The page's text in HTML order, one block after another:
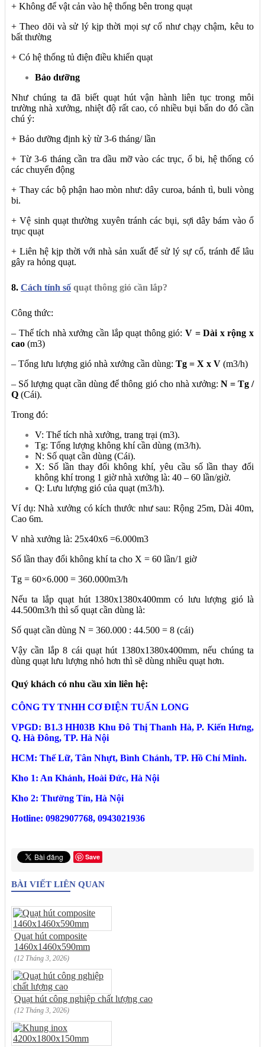
+ Không để vật cản vào hệ thống bên trong quạt
+ Theo dõi và sử lý kịp thời mọi sự cố như chạy chậm, kêu to
bất thường
+ Có hệ thống tủ điện điều khiển quạt
Bảo dưỡng
Như chúng ta đã biết quạt hút vận hành liên tục trong môi
trường nhà xưởng, nhiệt độ rất cao, có nhiều bụi bẩn do đó cần
chú ý:
+ Bảo dưỡng định kỳ từ 3-6 tháng/ lần
+ Từ 3-6 tháng cần tra dầu mỡ vào các trục, ổ bi, hệ thống có
các chuyển động
+ Thay các bộ phận hao mòn như: dây curoa, bánh tì, buli vòng
bi.
+ Vệ sinh quạt thường xuyên tránh các bụi, sợi dây bám vào ổ
trục quạt
+ Liên hệ kịp thời với nhà sản xuất để sử lý sự cố, tránh để lâu
gây ra hỏng quạt.
8. Cách tính số quạt thông gió cần lắp?
Công thức:
– Thể tích nhà xưởng cần lắp quạt thông gió: V = Dài x rộng x
cao (m3)
– Tổng lưu lượng gió nhà xưởng cần dùng: Tg = X x V (m3/h)
– Số lượng quạt cần dùng để thông gió cho nhà xưởng: N = Tg /
Q (Cái).
Trong đó:
V: Thể tích nhà xưởng, trang trại (m3).
Tg: Tổng lượng không khí cần dùng (m3/h).
N: Số quạt cần dùng (Cái).
X: Số lần thay đổi không khí, yêu cầu số lần thay đổi
không khí trong 1 giờ nhà xưởng là: 40 – 60 lần/giờ.
Q: Lưu lượng gió của quạt (m3/h).
Ví dụ: Nhà xưởng có kích thước như sau: Rộng 25m, Dài 40m,
Cao 6m.
V nhà xưởng là: 25x40x6 =6.000m3
Số lần thay đổi không khí ta cho X = 60 lần/1 giờ
Tg = 60×6.000 = 360.000m3/h
Nếu ta lắp quạt hút 1380x1380x400mm có lưu lượng gió là
44.500m3/h thì số quạt cần dùng là:
Số quạt cần dùng N = 360.000 : 44.500 = 8 (cái)
Vậy cần lắp 8 cái quạt hút 1380x1380x400mm, nếu chúng ta
dùng quạt lưu lượng nhỏ hơn thì sẽ dùng nhiều quạt hơn.
Quý khách có nhu cầu xin liên hệ:
CÔNG TY TNHH CƠ ĐIỆN TUẤN LONG
VPGD: B1.3 HH03B Khu Đô Thị Thanh Hà, P. Kiến Hưng,
Q. Hà Đông, TP. Hà Nội
HCM: Thế Lữ, Tân Nhựt, Bình Chánh, TP. Hồ Chí Minh.
Kho 1: An Khánh, Hoài Đức, Hà Nội
Kho 2: Thường Tín, Hà Nội
Hotline: 0982907768, 0943021936
Save
BÀI VIẾT LIÊN QUAN
Quạt hút composite
1460x1460x590mm
(12 Tháng 3, 2026)
Quạt hút công nghiệp chất lượng cao
(12 Tháng 3, 2026)